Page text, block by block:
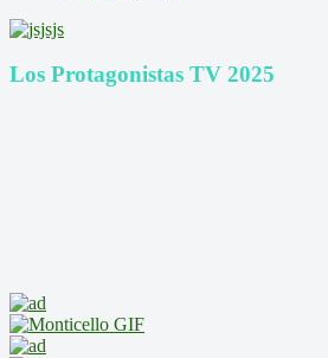
Los Protagonistas TV 2025